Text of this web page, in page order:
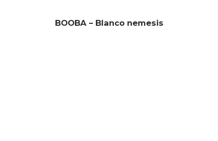
BOOBA – Blanco nemesis